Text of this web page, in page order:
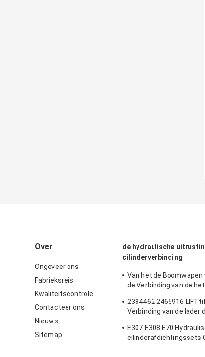
Over
Ongeveer ons
Fabrieksreis
Kwaliteitscontrole
Contacteer ons
Nieuws
Sitemap
de hydraulische
cilinderverbinding
Van het de Boomwapen
de Verbinding van de
van het
Cylinder Oil Seals
2384462 2465916
Verbinding van de lader
E307 E308 E70
cilinderafdichtingssets